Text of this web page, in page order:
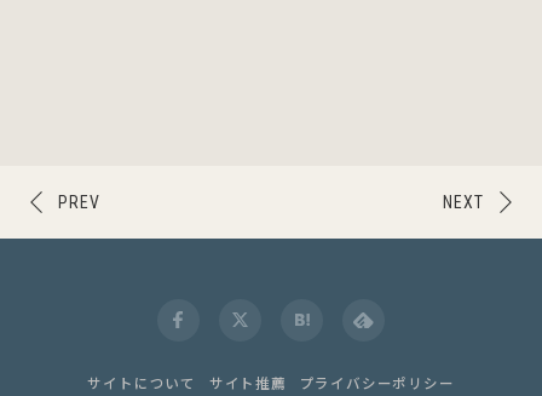
NEXT
PREV
サイトについて サイト推薦 プライバシーポリシー